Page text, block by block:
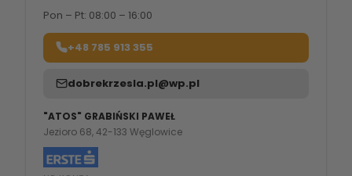
Pon – Pt: 08:00 – 16:00
+48 785 913 355
dobrekrzesla.pl@wp.pl
"ATOS" GRABIŃSKI PAWEŁ
Jezioro 68, 42-133 Węglowice